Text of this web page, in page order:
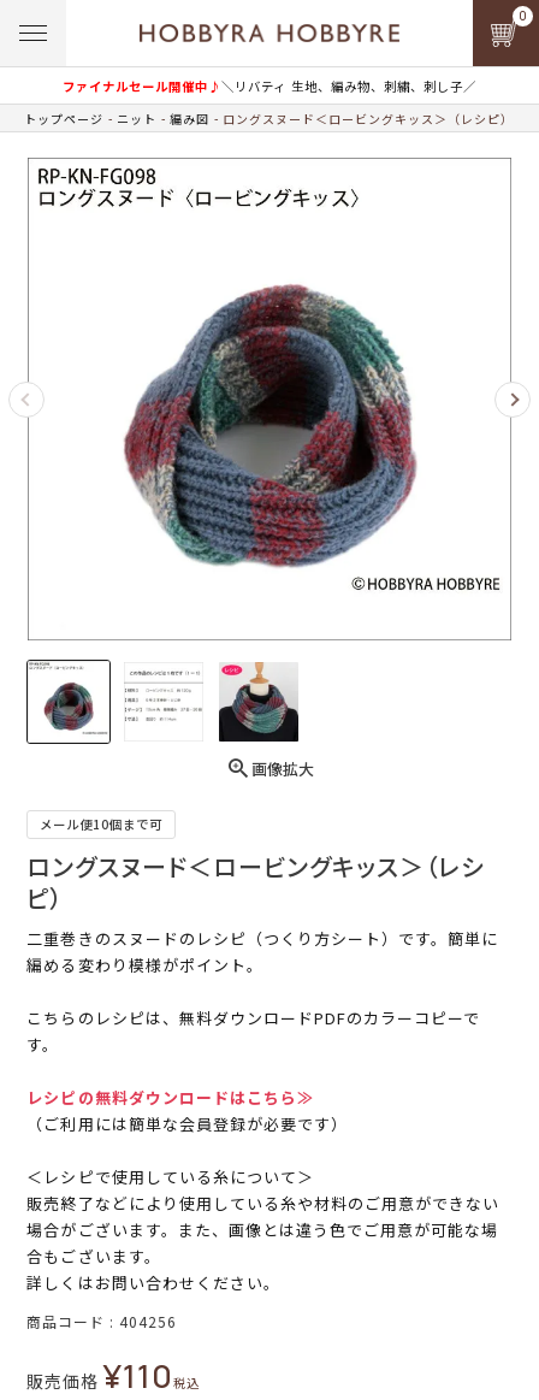
ファイナルセール開催中♪＼リバティ 生地、編み物、刺繍、刺し子／
0
トップページ ニット 編み図 ロングスヌード＜ロービングキッス＞（レシピ）
画像拡大
メール便10個まで可
ロングスヌード＜ロービングキッス＞（レシ
ピ）
二重巻きのスヌードのレシピ（つくり方シート）です。簡単に
編める変わり模様がポイント。
こちらのレシピは、無料ダウンロードPDFのカラーコピーで
す。
レシピの無料ダウンロードはこちら≫
（ご利用には簡単な会員登録が必要です）
＜レシピで使用している糸について＞
販売終了などにより使用している糸や材料のご用意ができない
場合がございます。また、画像とは違う色でご用意が可能な場
合もございます。
詳しくはお問い合わせください。
商品コード 404256
販売価格 ¥110税込